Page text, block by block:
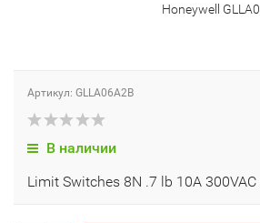
Honeywell
Артикул: GLLA06A2B
В наличии
Limit Switches 8N .7 lb 10A